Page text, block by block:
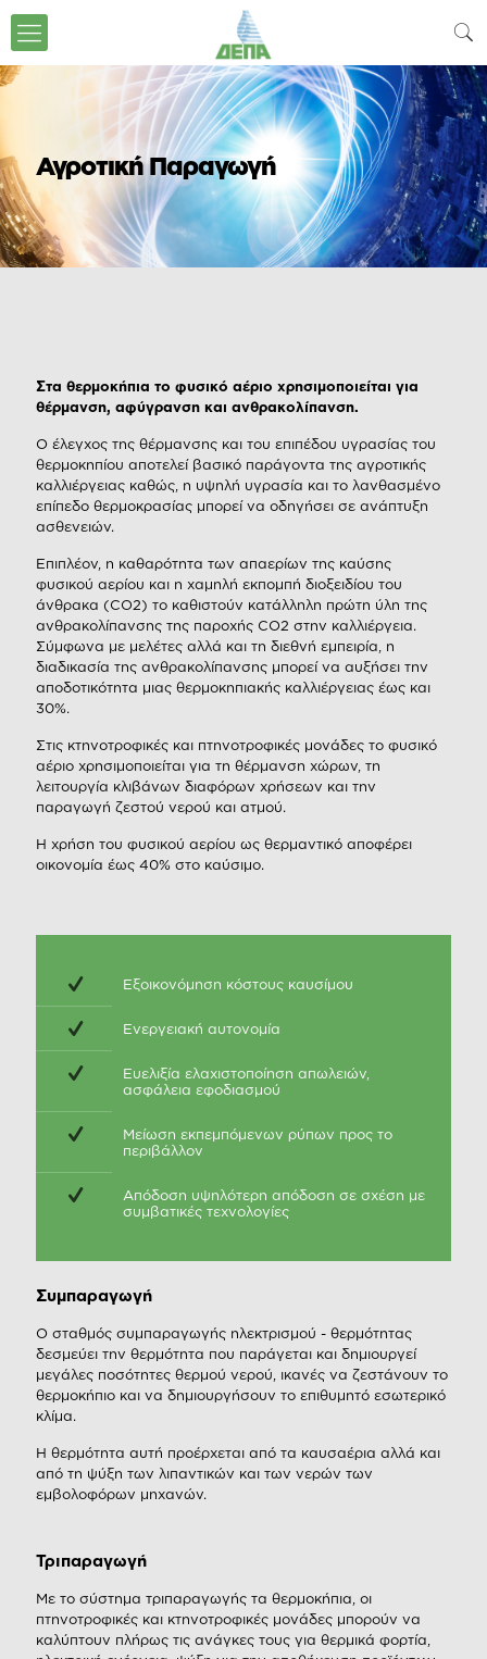
Αγροτική Παραγωγή
Στα θερμοκήπια το φυσικό αέριο χρησιμοποιείται για
θέρμανση, αφύγρανση και ανθρακολίπανση.
O έλεγχος της θέρμανσης και του επιπέδου υγρασίας του
θερμοκηπίου αποτελεί βασικό παράγοντα της αγροτικής
καλλιέργειας καθώς, η υψηλή υγρασία και το λανθασμένο
επίπεδο θερμοκρασίας μπορεί να οδηγήσει σε ανάπτυξη
ασθενειών.
Επιπλέον, η καθαρότητα των απαερίων της καύσης
φυσικού αερίου και η χαμηλή εκπομπή διοξειδίου του
άνθρακα (CO2) το καθιστούν κατάλληλη πρώτη ύλη της
ανθρακολίπανσης της παροχής CO2 στην καλλιέργεια.
Σύμφωνα με μελέτες αλλά και τη διεθνή εμπειρία, η
διαδικασία της ανθρακολίπανσης μπορεί να αυξήσει την
αποδοτικότητα μιας θερμοκηπιακής καλλιέργειας έως και
30%.
Στις κτηνοτροφικές και πτηνοτροφικές μονάδες το φυσικό
αέριο χρησιμοποιείται για τη θέρμανση χώρων, τη
λειτουργία κλιβάνων διαφόρων χρήσεων και την
παραγωγή ζεστού νερού και ατμού.
Η χρήση του φυσικού αερίου ως θερμαντικό αποφέρει
οικονομία έως 40% στο καύσιμο.
Εξοικονόμηση κόστους καυσίμου
Ενεργειακή αυτονομία
Ευελιξία ελαχιστοποίηση απωλειών,
ασφάλεια εφοδιασμού
Μείωση εκπεμπόμενων ρύπων προς το
περιβάλλον
Απόδοση υψηλότερη απόδοση σε σχέση με
συμβατικές τεχνολογίες
Συμπαραγωγή
Ο σταθμός συμπαραγωγής ηλεκτρισμού - θερμότητας
δεσμεύει την θερμότητα που παράγεται και δημιουργεί
μεγάλες ποσότητες θερμού νερού, ικανές να ζεστάνουν το
θερμοκήπιο και να δημιουργήσουν το επιθυμητό εσωτερικό
κλίμα.
Η θερμότητα αυτή προέρχεται από τα καυσαέρια αλλά και
από τη ψύξη των λιπαντικών και των νερών των
εμβολοφόρων μηχανών.
Τριπαραγωγή
Με το σύστημα τριπαραγωγής τα θερμοκήπια, οι
πτηνοτροφικές και κτηνοτροφικές μονάδες μπορούν να
καλύπτουν πλήρως τις ανάγκες τους για θερμικά φορτία,